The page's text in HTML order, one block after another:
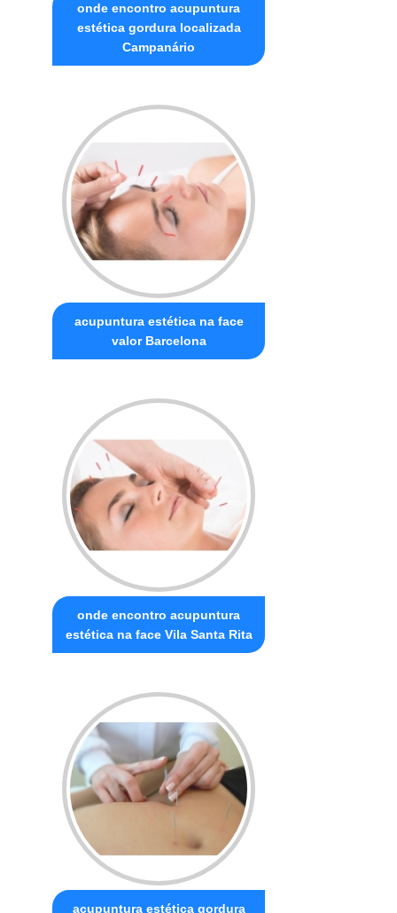
onde encontro acupuntura
estética gordura localizada
Campanário
acupuntura estética na face
valor Barcelona
onde encontro acupuntura
estética na face Vila Santa Rita
acupuntura estética gordura